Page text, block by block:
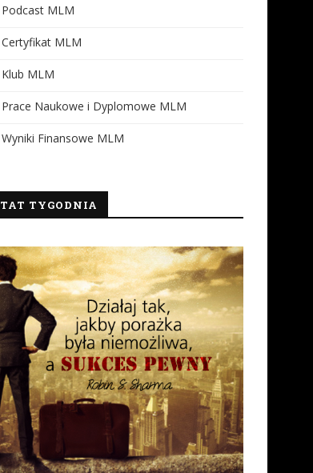
Podcast MLM
Certyfikat MLM
Klub MLM
Prace Naukowe i Dyplomowe MLM
Wyniki Finansowe MLM
TYGODNIA